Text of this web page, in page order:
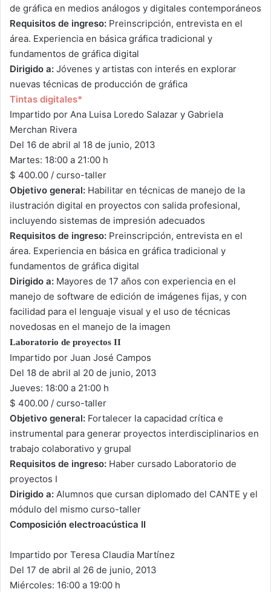
de gráfica en medios análogos y digitales contemporáneos
Requisitos de ingreso: Preinscripción, entrevista en el
área. Experiencia en básica gráfica tradicional y
fundamentos de gráfica digital
Dirigido a: Jóvenes y artistas con interés en explorar
nuevas técnicas de producción de gráfica
Tintas digitales*
Impartido por Ana Luisa Loredo Salazar y Gabriela
Merchan Rivera
Del 16 de abril al 18 de junio, 2013
Martes: 18:00 a 21:00 h
$ 400.00 / curso-taller
Objetivo general: Habilitar en técnicas de manejo de la
ilustración digital en proyectos con salida profesional,
incluyendo sistemas de impresión adecuados
Requisitos de ingreso: Preinscripción, entrevista en el
área. Experiencia en básica en gráfica tradicional y
fundamentos de gráfica digital
Dirigido a: Mayores de 17 años con experiencia en el
manejo de software de edición de imágenes fijas, y con
facilidad para el lenguaje visual y el uso de técnicas
novedosas en el manejo de la imagen
Laboratorio de proyectos II
Impartido por Juan José Campos
Del 18 de abril al 20 de junio, 2013
Jueves: 18:00 a 21:00 h
$ 400.00 / curso-taller
Objetivo general: Fortalecer la capacidad crítica e
instrumental para generar proyectos interdisciplinarios en
trabajo colaborativo y grupal
Requisitos de ingreso: Haber cursado Laboratorio de
proyectos I
Dirigido a: Alumnos que cursan diplomado del CANTE y el
módulo del mismo curso-taller
Composición electroacústica II
Impartido por Teresa Claudia Martínez
Del 17 de abril al 26 de junio, 2013
Miércoles: 16:00 a 19:00 h